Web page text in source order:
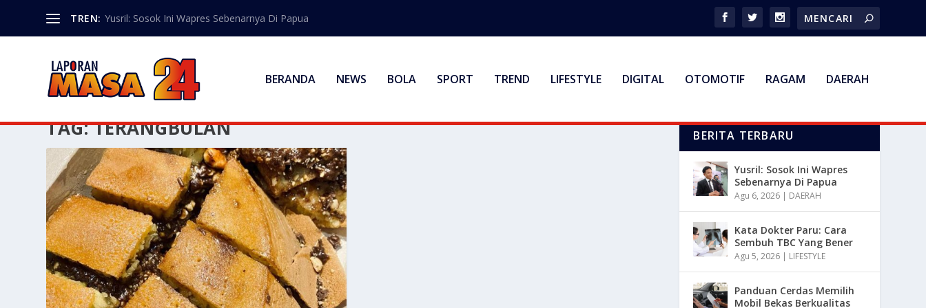
TREN: Yusril: Sosok Ini Wapres Sebenarnya Di Papua
BERANDA NEWS BOLA SPORT TREND LIFESTYLE DIGITAL OTOMOTIF RAGAM DAERAH
TAG:TERANGBULAN BERITA TERBARU
Yusril: Sosok Ini Wapres
Sebenarnya Di Papua
Agu 6, 2026 | DAERAH
Kata Dokter Paru: Cara
Sembuh TBC Yang Bener
Agu 5, 2026 | LIFESTYLE
Panduan Cerdas Memilih
Mobil Bekas Berkualitas